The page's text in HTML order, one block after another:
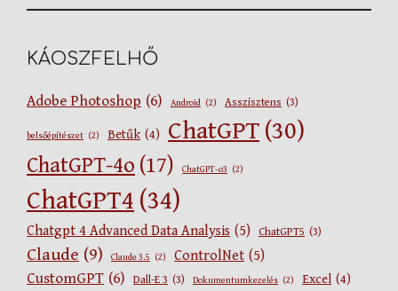
KÁOSZFELHŐ
Adobe Photoshop (6) Android (2) Asszisztens (3)
belsőépítészet (2) Betűk (4) ChatGPT (30)
ChatGPT-4o (17) ChatGPT-o3 (2)
ChatGPT4 (34)
Chatgpt 4 Advanced Data Analysis (5) ChatGPT5 (3)
Claude (9) Claude 3.5 (2) ControlNet (5)
CustomGPT (6) Dall-E 3 (3) Dokumentumkezelés (2) Excel (4)